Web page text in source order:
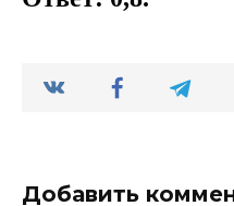
Добавить